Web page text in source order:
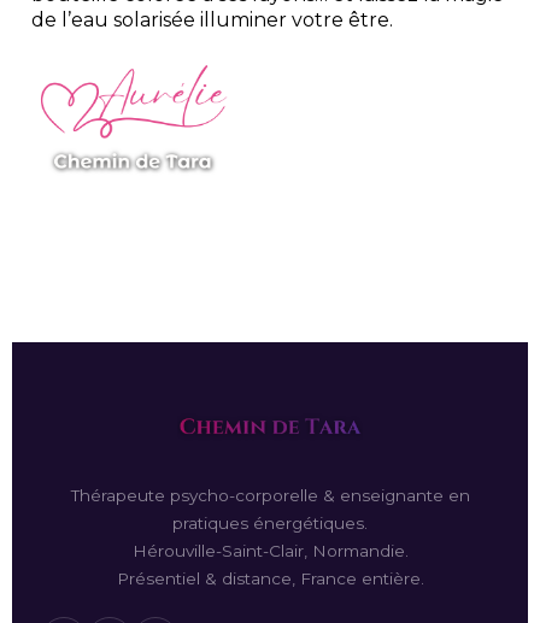
de l’eau solarisée illuminer votre être.
Thérapeute psycho-corporelle & enseignante en
pratiques énergétiques.
Hérouville-Saint-Clair, Normandie.
Présentiel & distance, France entière.